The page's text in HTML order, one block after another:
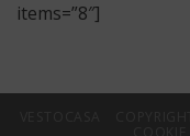
items=”8″]